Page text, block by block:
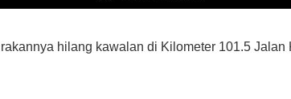
hilang kawalan di Kilometer 101.5 Jalan